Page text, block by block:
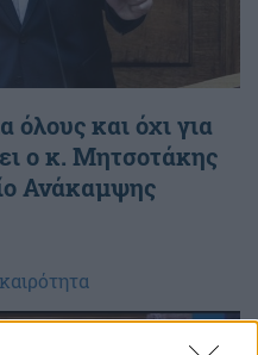
όλους και όχι για
ο κ. Μητσοτάκης
Ανάκαμψης